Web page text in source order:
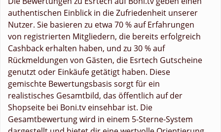
authentischen Einblick in die Zufriedenheit unserer
Nutzer. Sie basieren zu etwa 70 % auf Erfahrungen
von registrierten Mitgliedern, die bereits erfolgreich
Cashback erhalten haben, und zu 30 % auf
Rückmeldungen von Gästen, die Esrtech Gutscheine
genutzt oder Einkäufe getätigt haben. Diese
gemischte Bewertungsbasis sorgt für ein
realistisches Gesamtbild, das öffentlich auf der
Shopseite bei Boni.tv einsehbar ist. Die
Gesamtbewertung wird in einem 5-Sterne-System